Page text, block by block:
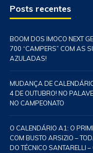
Posts recentes
BOOM DOS IMOCO NEXT
700 “CAMPERS” COM AS
AZULADAS!
MUDANÇA DE
4 DE OUTUBRO! NO
NO CAMPEONATO
O CALENDÁRIO A1: O
COM BUSTO ARSIZIO –
DO TÉCNICO SANTARELLI